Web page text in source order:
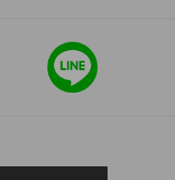
。仲魔にした悪魔は、
ます。今作では合体時